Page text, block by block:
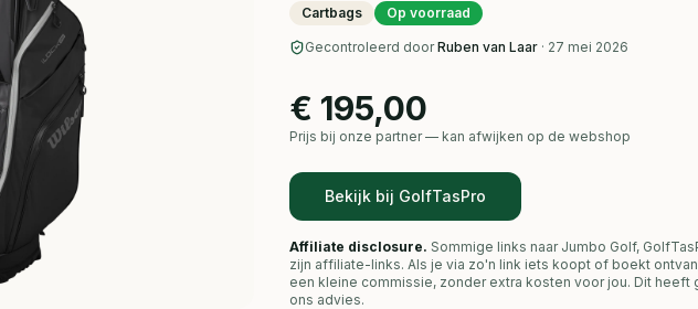
Cartbags Op voorraad
Gecontroleerd door Ruben van Laar · 27 mei 2026
€ 195,00
Prijs bij onze partner — kan afwijken op de webshop
Bekijk bij GolfTasPro
Affiliate disclosure. Sommige links naar Jumbo Golf,
zijn affiliate-links. Als je via zo'n link iets koopt of boekt
een kleine commissie, zonder extra kosten voor jou. Dit heeft
ons advies.